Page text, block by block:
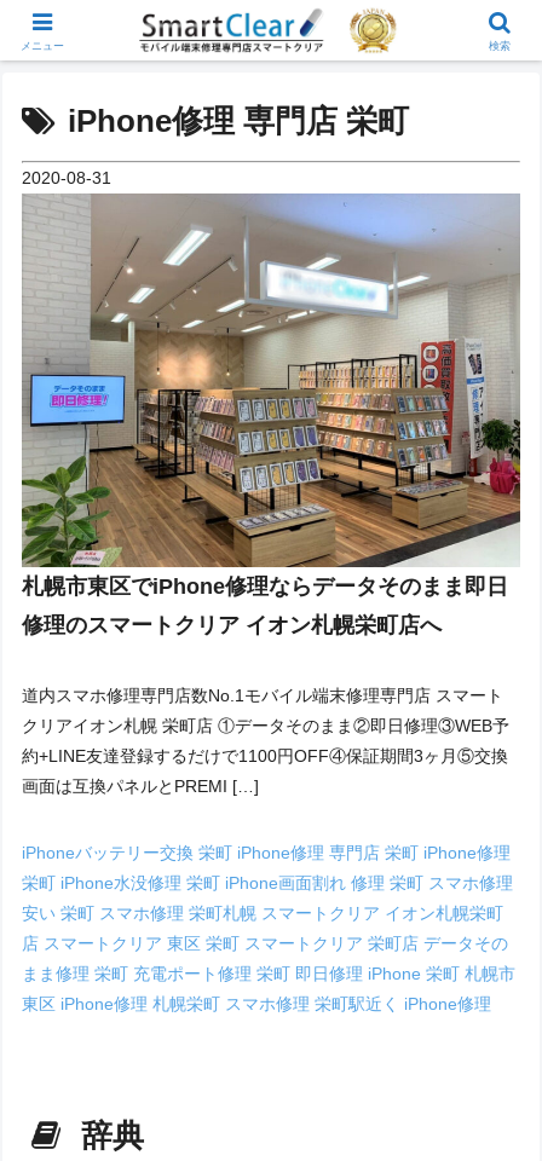
iPhone修理 専門店 栄町
2020-08-31
札幌市東区でiPhone修理ならデータそのまま即日
修理のスマートクリア イオン札幌栄町店へ
道内スマホ修理専門店数No.1モバイル端末修理専門店 スマート
クリアイオン札幌 栄町店 ①データそのまま②即日修理③WEB予
約+LINE友達登録するだけで1100円OFF④保証期間3ヶ月⑤交換
画面は互換パネルとPREMI […]
iPhoneバッテリー交換 栄町 iPhone修理 専門店 栄町 iPhone修理
栄町 iPhone水没修理 栄町 iPhone画面割れ 修理 栄町 スマホ修理
安い 栄町 スマホ修理 栄町札幌 スマートクリア イオン札幌栄町
店 スマートクリア 東区 栄町 スマートクリア 栄町店データその
まま修理 栄町 充電ポート修理 栄町 即日修理 iPhone 栄町札幌市
東区 iPhone修理札幌栄町 スマホ修理栄町駅近く iPhone修理
辞典
メニュー 検索